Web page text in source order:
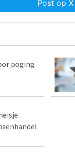
Post op X
poging